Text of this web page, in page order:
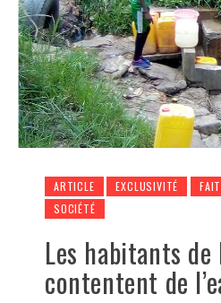
ARTICLE EXCLUSIVITÉ
SOCIÉTÉ
Les habitants de
contentent de